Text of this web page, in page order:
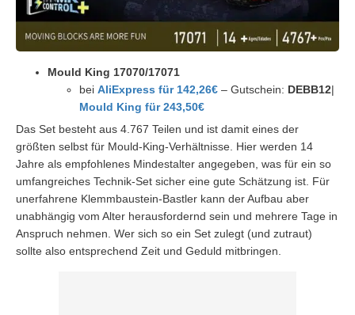
Mould King 17070/17071
bei AliExpress für 142,26€ – Gutschein: DEBB12|
Mould King für 243,50€
Das Set besteht aus 4.767 Teilen und ist damit eines der
größten selbst für Mould-King-Verhältnisse. Hier werden 14
Jahre als empfohlenes Mindestalter angegeben, was für ein so
umfangreiches Technik-Set sicher eine gute Schätzung ist. Für
unerfahrene Klemmbaustein-Bastler kann der Aufbau aber
unabhängig vom Alter herausfordernd sein und mehrere Tage in
Anspruch nehmen. Wer sich so ein Set zulegt (und zutraut)
sollte also entsprechend Zeit und Geduld mitbringen.